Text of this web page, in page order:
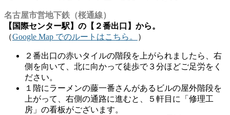
名古屋市営地下鉄（桜通線）
【国際センター駅】の【２番出口】から。
（Google Map でのルートはこちら。 ）
２番出口の赤いタイルの階段を上がられましたら、右
側を向いて、北に向かって徒歩で３分ほどご足労をく
ださい。
１階にラーメンの藤一番さんがあるビルの屋外階段を
上がって、右側の通路に進むと、５軒目に「修理工
房」の看板がございます。